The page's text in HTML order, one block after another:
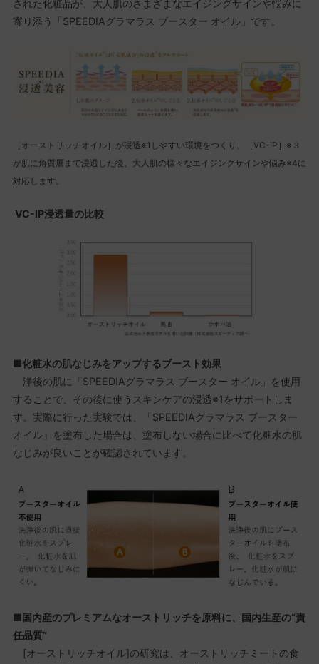
された化粧品が、大人肌のさまざまなエイジングサインや悩みに
寄り添う「SPEEDIAグラマラス ブースター オイル」です。
［オーストリッチオイル］が浸透※1しやすい環境をつくり、［VC-IP］※３
が肌に角質層まで浸透した後、大人肌の様々なエイジングサインや悩み※4に
対応します。
VC-IP浸透量の比較
■化粧水の肌なじみをアップするブースト効果
浄後の肌に「SPEEDIAグラマラス ブースター オイル」を使用
することで、その後に使うスキンケアの浸透※1をサポートしま
す。実際に行った実験では、「SPEEDIAグラマラス ブースター
オイル」を塗布した場合は、塗布しない場合に比べて化粧水の肌
なじみが良いことが確認されています。
■国内産のプレミアムなオーストリッチを原料に、国内生産の“責
任品質”
[オーストリッチオイル]の研究は、オーストリッチミートの食